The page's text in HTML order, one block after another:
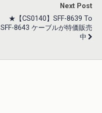
Next Post
★【CS0140】SFF-8639 To
SFF-8643 ケーブルが特価販売
中